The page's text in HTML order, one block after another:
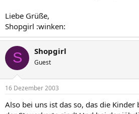
Liebe Grüße,
Shopgirl :winken:
S Shopgirl
Guest
16 Dezember 2003
Also bei uns ist das so, das die